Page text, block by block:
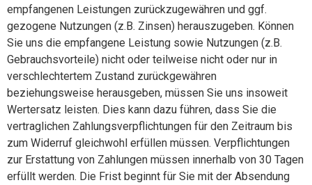
empfangenen Leistungen zurückzugewähren und ggf.
gezogene Nutzungen (z.B. Zinsen) herauszugeben. Können
Sie uns die empfangene Leistung sowie Nutzungen (z.B.
Gebrauchsvorteile) nicht oder teilweise nicht oder nur in
verschlechtertem Zustand zurückgewähren
beziehungsweise herausgeben, müssen Sie uns insoweit
Wertersatz leisten. Dies kann dazu führen, dass Sie die
vertraglichen Zahlungsverpflichtungen für den Zeitraum bis
zum Widerruf gleichwohl erfüllen müssen. Verpflichtungen
zur Erstattung von Zahlungen müssen innerhalb von 30 Tagen
erfüllt werden. Die Frist beginnt für Sie mit der Absendung